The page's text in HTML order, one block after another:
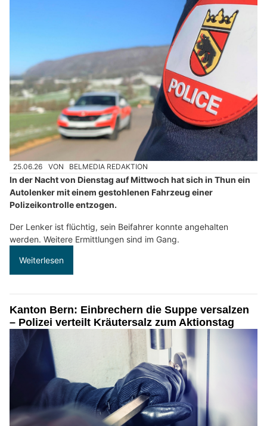
25.06.26 VON BELMEDIA REDAKTION
In der Nacht von Dienstag auf Mittwoch hat sich in Thun ein
Autolenker mit einem gestohlenen Fahrzeug einer
Polizeikontrolle entzogen.
Der Lenker ist flüchtig, sein Beifahrer konnte angehalten
werden. Weitere Ermittlungen sind im Gang.
Weiterlesen
Kanton Bern: Einbrechern die Suppe versalzen
– Polizei verteilt Kräutersalz zum Aktionstag